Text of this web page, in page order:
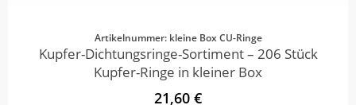
Artikelnummer: kleine Box CU-Ringe
Kupfer-Dichtungsringe-Sortiment – 206 Stück
Kupfer-Ringe in kleiner Box
21,60 €